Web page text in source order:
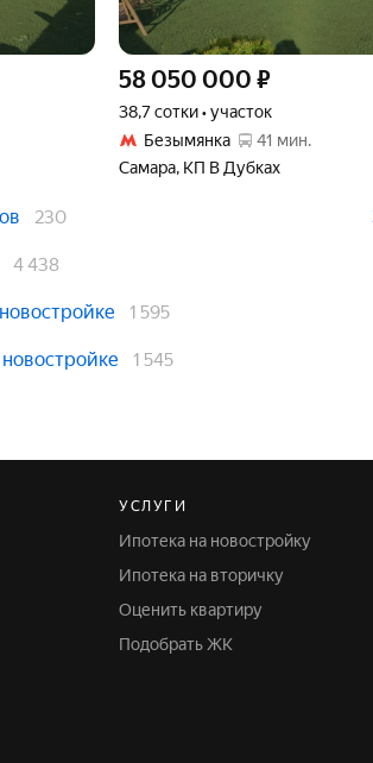
58 050 000 ₽
38,7 сотки • участок
Безымянка
41 мин.
Самара, КП В Дубках
230
4 438
1 595
1 545
УСЛУГИ
Ипотека на новостройку
Ипотека на вторичку
Оценить квартиру
Подобрать ЖК